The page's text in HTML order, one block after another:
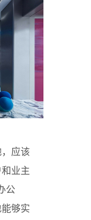
应该
业主
公
够实